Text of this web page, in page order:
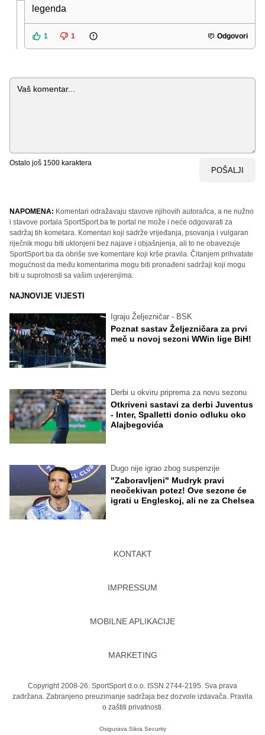
legenda
1 1 Odgovori
Komentar
Ostalo još 1500 karaktera
POŠALJI
NAPOMENA: Komentari odražavaju stavove njihovih autora/ica, a ne nužno
i stavove portala SportSport.ba te portal ne može i neće odgovarati za
sadržaj tih kometara. Komentari koji sadrže vrijeđanja, psovanja i vulgaran
riječnik mogu biti uklonjeni bez najave i objašnjenja, ali to ne obavezuje
SportSport.ba da obriše sve komentare koji krše pravila. Čitanjem prihvatate
mogućnost da među komentarima mogu biti pronađeni sadržaji koji mogu
biti u suprotnosti sa vašim uvjerenjima.
NAJNOVIJE VIJESTI
Igraju Željezničar - BSK
Poznat sastav Željezničara za prvi
meč u novoj sezoni WWin lige BiH!
Derbi u okviru priprema za novu sezonu
Otkriveni sastavi za derbi Juventus
- Inter, Spalletti donio odluku oko
Alajbegovića
Dugo nije igrao zbog suspenzije
"Zaboravljeni" Mudryk pravi
neočekivan potez! Ove sezone će
igrati u Engleskoj, ali ne za Chelsea
KONTAKT
IMPRESSUM
MOBILNE APLIKACIJE
MARKETING
Copyright 2008-26. SportSport d.o.o. ISSN 2744-2195. Sva prava
zadržana. Zabranjeno preuzimanje sadržaja bez dozvole izdavača. Pravila
o zaštiti privatnosti.
Osigurava Sikra Security